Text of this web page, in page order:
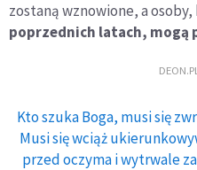
zostaną wznowione, a
poprzednich latach, mogą
Kto szuka Boga, musi się
Musi się wciąż
przed oczyma i wytrwale